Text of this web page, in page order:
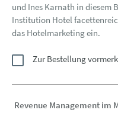
und Ines Karnath in diesem
Institution Hotel
das Hotelmarketing ein.
Zur Bestellung
Revenue Management im